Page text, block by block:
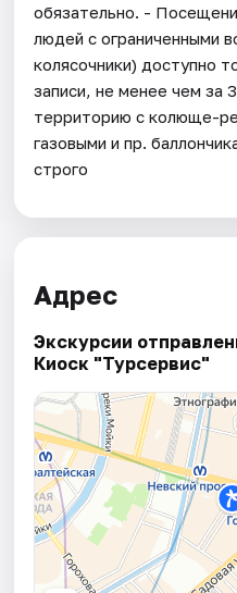
обязательно. -
людей с ограниченными
колясочники) доступно
записи, не менее чем за
территорию с колюще-
газовыми и пр.
строго
Адрес
Экскурсии
Киоск "Турсервис"